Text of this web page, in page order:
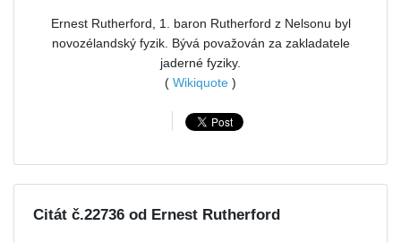
Ernest Rutherford, 1. baron Rutherford z Nelsonu byl
novozélandský fyzik. Bývá považován za zakladatele
jaderné fyziky.
( Wikiquote )
Citát č.22736 od Ernest Rutherford